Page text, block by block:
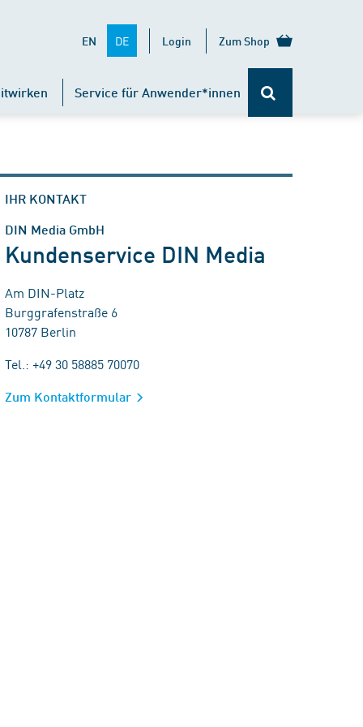
EN DE Login Zum Shop
Service für Anwender*innen
IHR KONTAKT
DIN Media GmbH
Kundenservice DIN Media
Am DIN-Platz
Burggrafenstraße 6
10787 Berlin
Tel.: +49 30 58885 70070
Zum Kontaktformular